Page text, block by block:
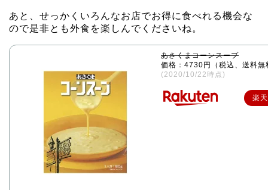
あと、せっかくいろんなお店でお得に食べれる機会な
ので是非とも外食を楽しんでくださいね。
あさくまコーンスープ
価格：4730円（税込、送料無
(2020/10/22時点)
楽